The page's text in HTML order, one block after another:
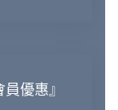
優惠』